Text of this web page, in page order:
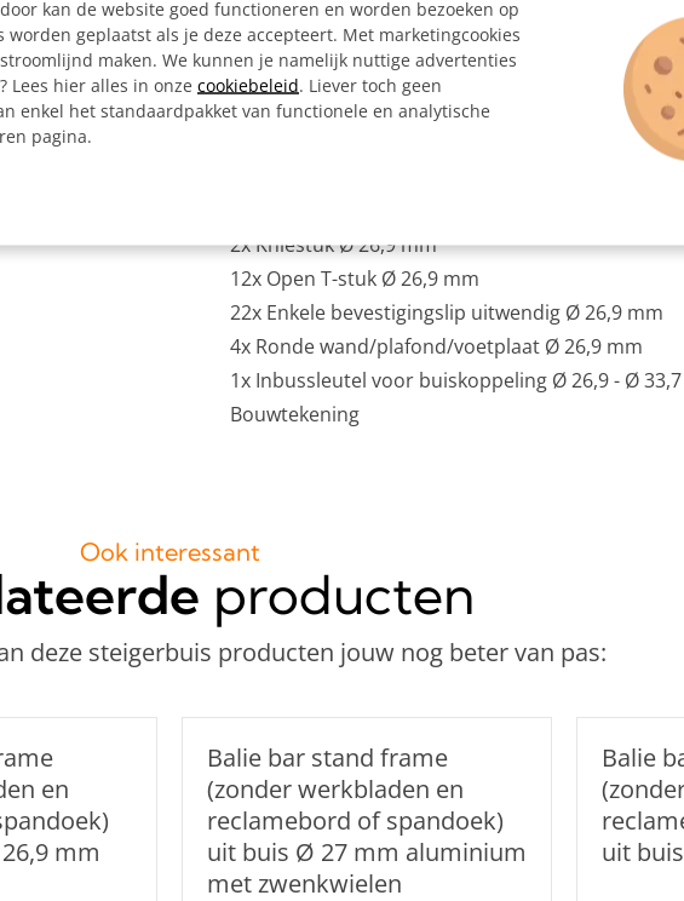
met open t-stukken op de dwarsbuizen gelegd. Het
werkbladen, reclamebord of spandoek.
Inclusief:
2x Kniestuk Ø 26,9 mm
12x Open T-stuk Ø 26,9 mm
22x Enkele bevestigingslip uitwendig Ø 26,9 mm
4x Ronde wand/plafond/voetplaat Ø 26,9 mm
1x Inbussleutel voor buiskoppeling Ø 26,9 - Ø
Bouwtekening
Ook interessant
producten
deze steigerbuis producten jouw nog beter van pas:
en
mm
Balie bar stand frame
(zonder werkbladen en
reclamebord of spandoek)
uit buis Ø 27 mm aluminium
met zwenkwielen
Balie
uit
kan de website goed functioneren en worden bezoeken op
geplaatst als je deze accepteert. Met marketingcookies
maken. We kunnen je namelijk nuttige advertenties
Lees hier alles in onze cookiebeleid. Liever toch geen
enkel het standaardpakket van functionele en analytische
pagina.